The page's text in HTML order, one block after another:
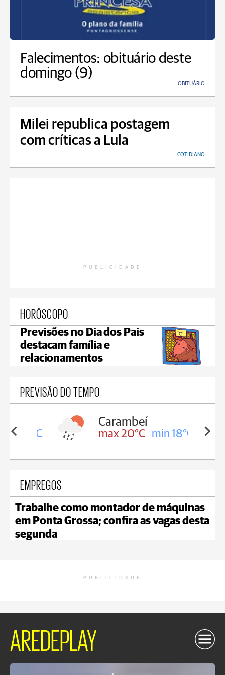
Falecimentos: obituário deste
domingo (9)
OBITUÁRIO
Milei republica postagem
com críticas a Lula
COTIDIANO
PUBLICIDADE
HORÓSCOPO
Previsões no Dia dos Pais
destacam família e
relacionamentos
PREVISÃO DO TEMPO
18°C
Carambeí
max 20°C min 18°C
EMPREGOS
Trabalhe como montador de máquinas
em Ponta Grossa; confira as vagas desta
segunda
PUBLICIDADE
AREDEPLAY